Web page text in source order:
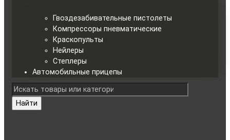
Гвоздезабивательные пистолеты
Компрессоры пневматические
Краскопульты
Нейлеры
Степлеры
Автомобильные прицепы
Найти